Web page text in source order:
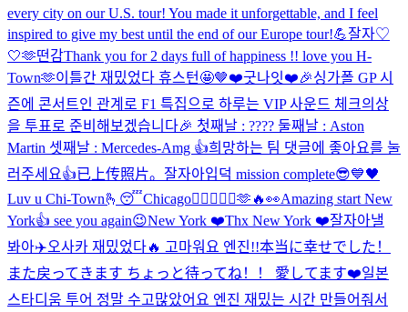
every city on our U.S. tour! You made it unforgettable, and I feel
inspired to give my best until the end of our Europe tour!💪잘자♡
🤍🫶떤감Thank you for 2 days full of happiness !! love you H-
Town🫶이틀간 재밌었다 휴스턴🤩🤎❤️굿나잇❤️🎉싱가폴 GP 시
즌에 콘서트인 관계로 F1 특집으로 하루는 VIP 사운드 체크의상
을 투표로 준비해보겠습니다🎉 첫째날 : ???? 둘째날 : Aston
Martin 셋째날 : Mercedes-Amg 👍희망하는 팀 댓글에 좋아요를 눌
러주세요👍已上传照片。 잘자아입덕 mission complete😎💙🖤
Luv u Chi-Town🫰 😴Chicago❤️‍🔥🤘🙂‍↕️🫶🔥👀Amazing start New
York👍 see you again😉New York ❤️Thx New York ❤️잘자아낼
봐아✈️오사카 재밌었다🔥 고마워요 엔진!!本当に幸せでした！
また戻ってきます ちょっと待ってね！！ 愛してます❤️일본
스타디움 투어 정말 수고많았어요 엔진 재밌는 시간 만들어줘서